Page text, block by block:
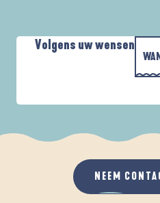
Volgens uw wensen
ALS
IN
NEEM